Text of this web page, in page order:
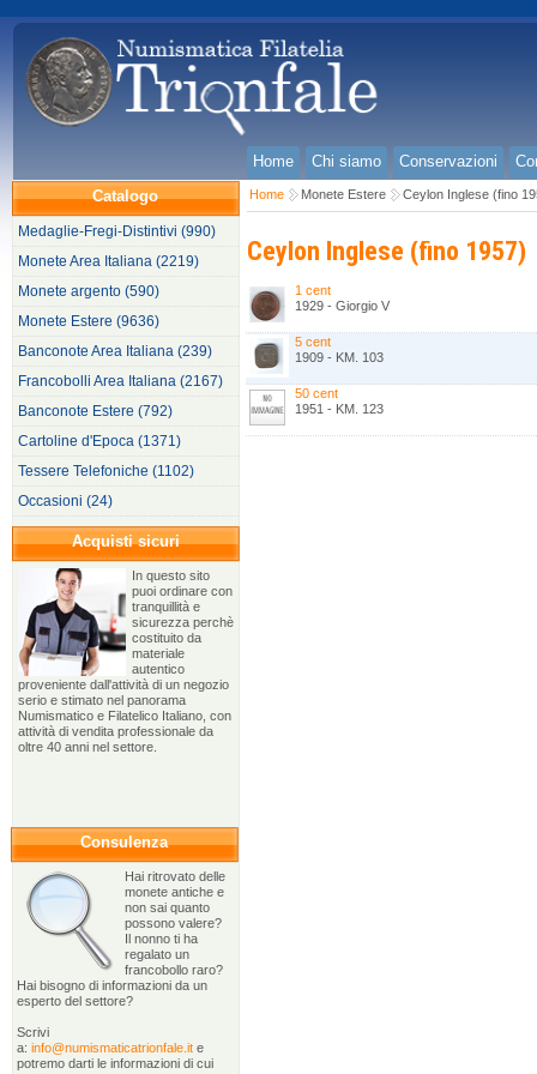
Home Chi siamo Conservazioni
Catalogo
Medaglie-Fregi-Distintivi (990)
Monete Area Italiana (2219)
Monete argento (590)
Monete Estere (9636)
Banconote Area Italiana (239)
Francobolli Area Italiana (2167)
Banconote Estere (792)
Cartoline d'Epoca (1371)
Tessere Telefoniche (1102)
Occasioni (24)
Acquisti sicuri
In questo sito
puoi ordinare con
tranquillità e
sicurezza perchè
costituito da
materiale
autentico
proveniente dall'attività di un negozio
serio e stimato nel panorama
Numismatico e Filatelico Italiano, con
attività di vendita professionale da
oltre 40 anni nel settore.
Consulenza
Hai ritrovato delle
monete antiche e
non sai quanto
possono valere?
Il nonno ti ha
regalato un
francobollo raro?
Hai bisogno di informazioni da un
esperto del settore?
Scrivi
a: info@numismaticatrionfale.it e
potremo darti le informazioni di cui
Home Monete Estere Ceylon Inglese (fino
Ceylon Inglese (fino 1957)
1 cent
1929 - Giorgio V
5 cent
1909 - KM. 103
50 cent
1951 - KM. 123